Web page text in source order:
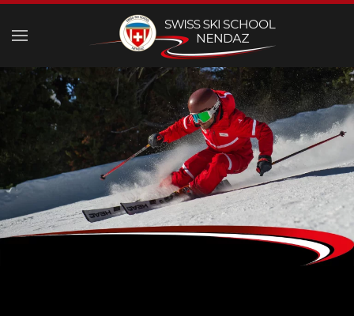
Skip to main content